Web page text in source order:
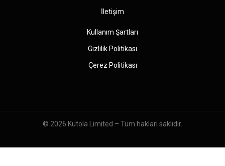
İletişim
Kullanım Şartları
Gizlilik Politikası
Çerez Politikası
© 2026 Kutola Limited – Tüm hakları saklıdır.